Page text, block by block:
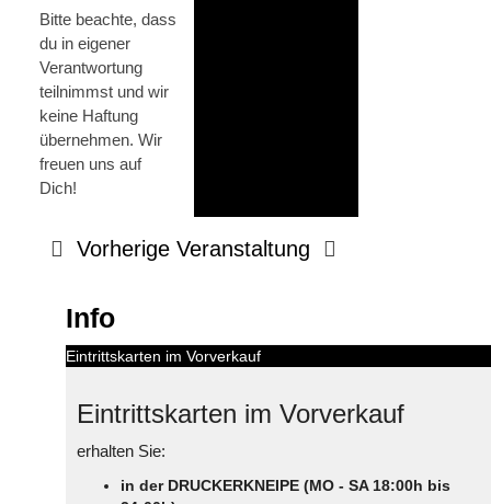
Bitte beachte, dass
du in eigener
Verantwortung
teilnimmst und wir
keine Haftung
übernehmen. Wir
freuen uns auf
Dich!
Vorherige Veranstaltung
Info
Eintrittskarten im Vorverkauf
Eintrittskarten im Vorverkauf
erhalten Sie:
in der DRUCKERKNEIPE (MO - SA 18:00h bis